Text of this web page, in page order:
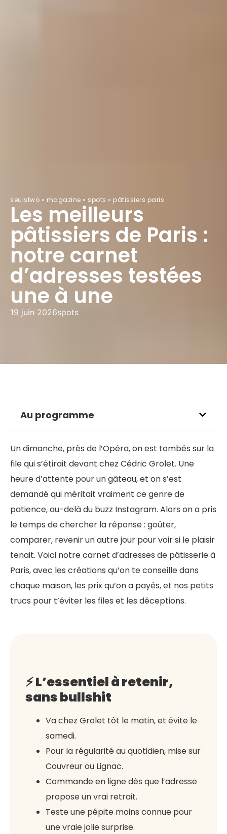
seulstwo » magazine » spots » pâtissiers paris
Les meilleurs
pâtissiers de Paris :
notre carnet
d’adresses testées
une à une
19 juin 2026spots
Au programme
Un dimanche, près de l’Opéra, on est tombés sur la
file qui s’étirait devant chez Cédric Grolet. Une
heure d’attente pour un gâteau, et on s’est
demandé qui méritait vraiment ce genre de
patience, au-delà du buzz Instagram. Alors on a pris
le temps de chercher la réponse : goûter,
comparer, revenir un autre jour pour voir si le plaisir
tenait. Voici notre carnet d’adresses de pâtisserie à
Paris, avec les créations qu’on te conseille dans
chaque maison, les prix qu’on a payés, et nos petits
trucs pour t’éviter les files et les déceptions.
⚡ L’essentiel à retenir,
sans bullshit
Va chez Grolet tôt le matin, et évite le
samedi.
Pour la régularité au quotidien, mise sur
Couvreur ou Lignac.
Commande en ligne dès que l’adresse
propose un vrai retrait.
Teste une pépite moins connue pour
une vraie jolie surprise.